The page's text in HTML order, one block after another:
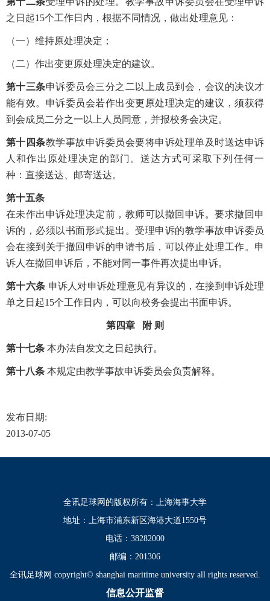
之日起15个工作日内，根据不同情况，做出处理意见：
（一）维持原处理决定；
（二）作出变更原处理决定的建议。
第十三条申诉委员会三分之二以上成员到会，会议的决议才
能有效。申诉委员会若作出变更原处理决定的建议，须获得
到会成员二分之一以上人员同意，并报校务会决定。
第十四条教学事故申诉委员会要将申诉处理单及时送达申诉
人和作出原处理决定的部门。送达方式可采取下列任何一
种：直接送达、邮寄送达。
第十五条
在未作出申诉处理决定前，教师可以撤回申诉。要求撤回申
诉的，必须以书面形式提出。受理申诉的教学事故申诉委员
会在接到关于撤回申诉的申请书后，可以停止处理工作。申
诉人在撤回申诉后，不能对同一事件再次提出申诉。
第十六条 申诉人对申诉处理意见有异议的，在接到申诉处理
单之日起15个工作日内，可以向校务会提出书面申诉。
第四章 附 则
第十七条 本办法自发文之日起执行。
第十八条 本规定由教学事故申诉委员会负责解释。
发布日期:
2013-07-05
全讯足球网的版权所有：上海海事大学
地址：上海市浦东新区海港大道1550号
电话：38282000
邮编：201306
全讯足球网 copyright© shanghai maritime university all rights reserved.
信息公开监督